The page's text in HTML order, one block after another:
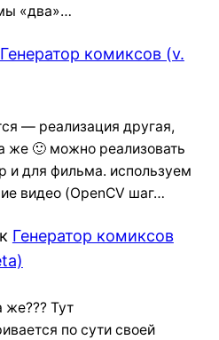
«два»…
Генератор комиксов (v.
— реализация другая,
же 🙂 можно реализовать
и для фильма. используем
видео (OpenCV шаг…
к Генератор комиксов
же??? Тут
по сути своей